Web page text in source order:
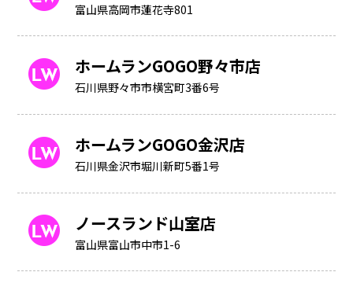
富山県高岡市蓮花寺801
ホームランGOGO野々市店
石川県野々市市横宮町3番6号
ホームランGOGO金沢店
石川県金沢市堀川新町5番1号
ノースランド山室店
富山県富山市中市1-6